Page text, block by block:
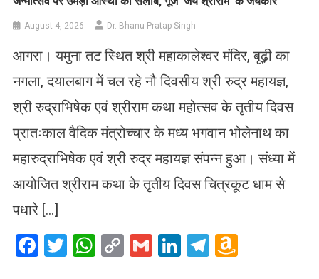
August 4, 2026 Dr. Bhanu Pratap Singh
आगरा। यमुना तट स्थित श्री महाकालेश्वर मंदिर, बूढ़ी का
नगला, दयालबाग में चल रहे नौ दिवसीय श्री रुद्र महायज्ञ,
श्री रुद्राभिषेक एवं श्रीराम कथा महोत्सव के तृतीय दिवस
प्रातःकाल वैदिक मंत्रोच्चार के मध्य भगवान भोलेनाथ का
महारुद्राभिषेक एवं श्री रुद्र महायज्ञ संपन्न हुआ। संध्या में
आयोजित श्रीराम कथा के तृतीय दिवस चित्रकूट धाम से
पधारे […]
Facebook
Twitter
WhatsApp
CopyGmailLinkedIn
Telegram